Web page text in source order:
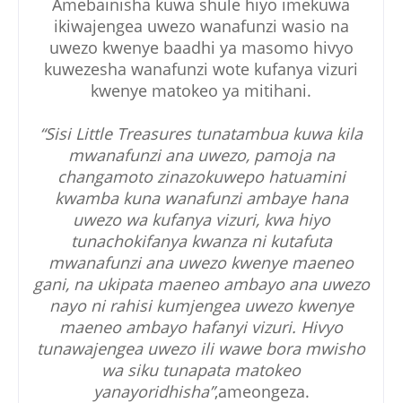
Amebainisha kuwa shule hiyo imekuwa
ikiwajengea uwezo wanafunzi wasio na
uwezo kwenye baadhi ya masomo hivyo
kuwezesha wanafunzi wote kufanya vizuri
kwenye matokeo ya mitihani.
“Sisi Little Treasures tunatambua kuwa kila
mwanafunzi ana uwezo, pamoja na
changamoto zinazokuwepo hatuamini
kwamba kuna wanafunzi ambaye hana
uwezo wa kufanya vizuri, kwa hiyo
tunachokifanya kwanza ni kutafuta
mwanafunzi ana uwezo kwenye maeneo
gani, na ukipata maeneo ambayo ana uwezo
nayo ni rahisi kumjengea uwezo kwenye
maeneo ambayo hafanyi vizuri. Hivyo
tunawajengea uwezo ili wawe bora mwisho
wa siku tunapata matokeo
yanayoridhisha”,ameongeza.